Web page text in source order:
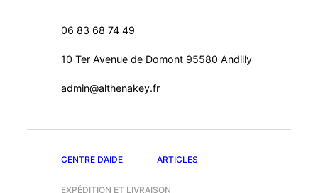
06 83 68 74 49
10 Ter Avenue de Domont 95580 Andilly
admin@althenakey.fr
CENTRE D’AIDE ARTICLES
EXPÉDITION ET LIVRAISON